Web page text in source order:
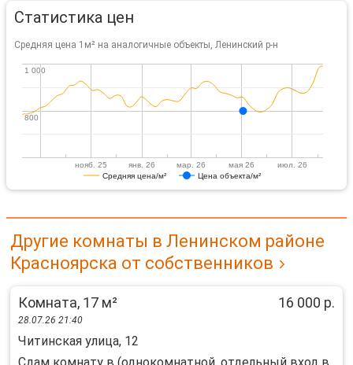
Статистика цен
Средняя цена 1м² на аналогичные объекты, Ленинский р-н
Средняя цена/м² Цена объекта/м²
нояб. 25 янв. 26 мар. 26 мая 26 июл. 26
800
800
1 000
1 000
Другие комнаты в Ленинском районе
Красноярска от собственников
Комната, 17 м² 16 000 р.
28.07.26 21:40
Читинская улица, 12